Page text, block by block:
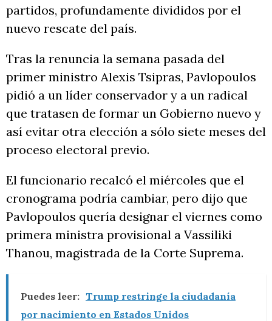
partidos, profundamente divididos por el
nuevo rescate del país.
Tras la renuncia la semana pasada del
primer ministro Alexis Tsipras, Pavlopoulos
pidió a un líder conservador y a un radical
que tratasen de formar un Gobierno nuevo y
así evitar otra elección a sólo siete meses del
proceso electoral previo.
El funcionario recalcó el miércoles que el
cronograma podría cambiar, pero dijo que
Pavlopoulos quería designar el viernes como
primera ministra provisional a Vassiliki
Thanou, magistrada de la Corte Suprema.
Puedes leer: Trump restringe la ciudadanía
por nacimiento en Estados Unidos